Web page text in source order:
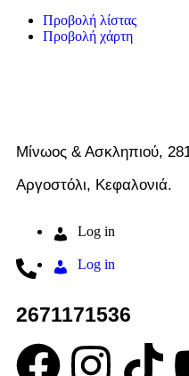
Προβολή λίστας
Προβολή χάρτη
Μίνωος & Ασκληπιού,
Αργοστόλι, Κεφαλονιά.
Log in
Log in
2671171536